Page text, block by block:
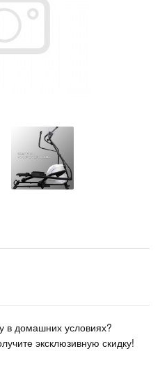
в домашних условиях?
эксклюзивную скидку!